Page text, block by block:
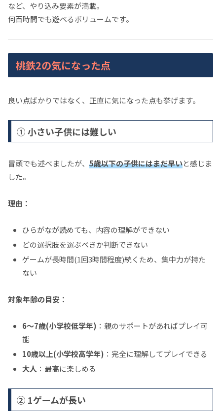
など、やり込み要素が満載。
何百時間でも遊べるボリュームです。
桃鉄2の気になった点
良い点ばかりではなく、正直に気になった点も挙げます。
① 小さい子供には難しい
冒頭でも述べましたが、 5歳以下の子供にはまだ早いと感じま
した。
理由：
ひらがなが読めても、内容の理解ができない
どの選択肢を選ぶべきか判断できない
ゲームが長時間(1回3時間程度)続くため、集中力が持た
ない
対象年齢の目安：
6～7歳(小学校低学年) ：親のサポートがあればプレイ可
能
10歳以上(小学校高学年) ：完全に理解してプレイできる
大人 ：最高に楽しめる
② 1ゲームが長い